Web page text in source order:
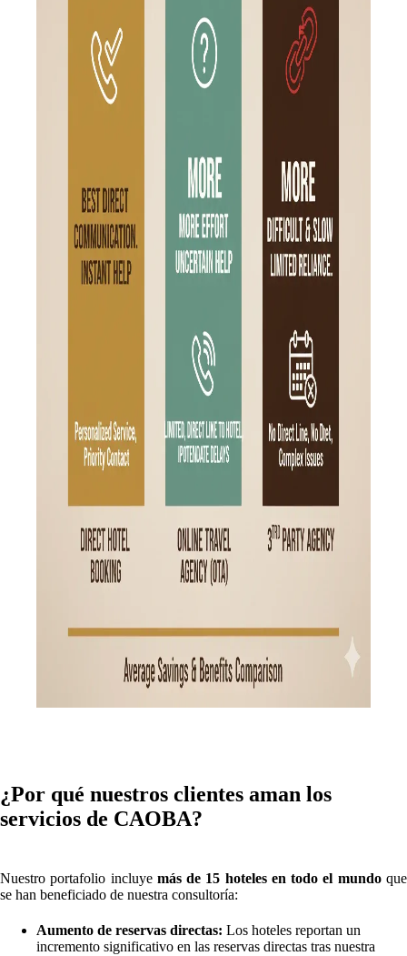
¿Por qué nuestros clientes aman los
servicios de CAOBA?
Nuestro portafolio incluye más de 15 hoteles en todo el mundoque
se han beneficiado de nuestra consultoría:
Aumento de reservas directas: Los hoteles reportan un
incremento significativo en las reservas directas tras nuestra